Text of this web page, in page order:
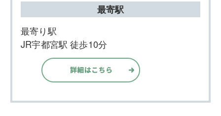
最寄駅
最寄り駅
JR宇都宮駅 徒歩10分